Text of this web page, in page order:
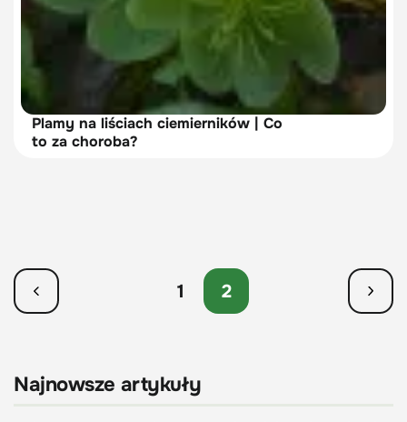
Plamy na liściach ciemierników | Co
to za choroba?
1 2
Najnowsze artykuły